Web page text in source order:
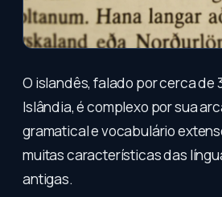
O islandês, falado por cerca de
Islândia, é complexo por sua
gramatical e vocabulário
muitas características das
antigas.